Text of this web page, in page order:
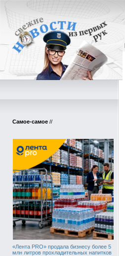
Самое-самое //
«Лента PRO» продала бизнесу более 5
млн литров прохладительных напитков